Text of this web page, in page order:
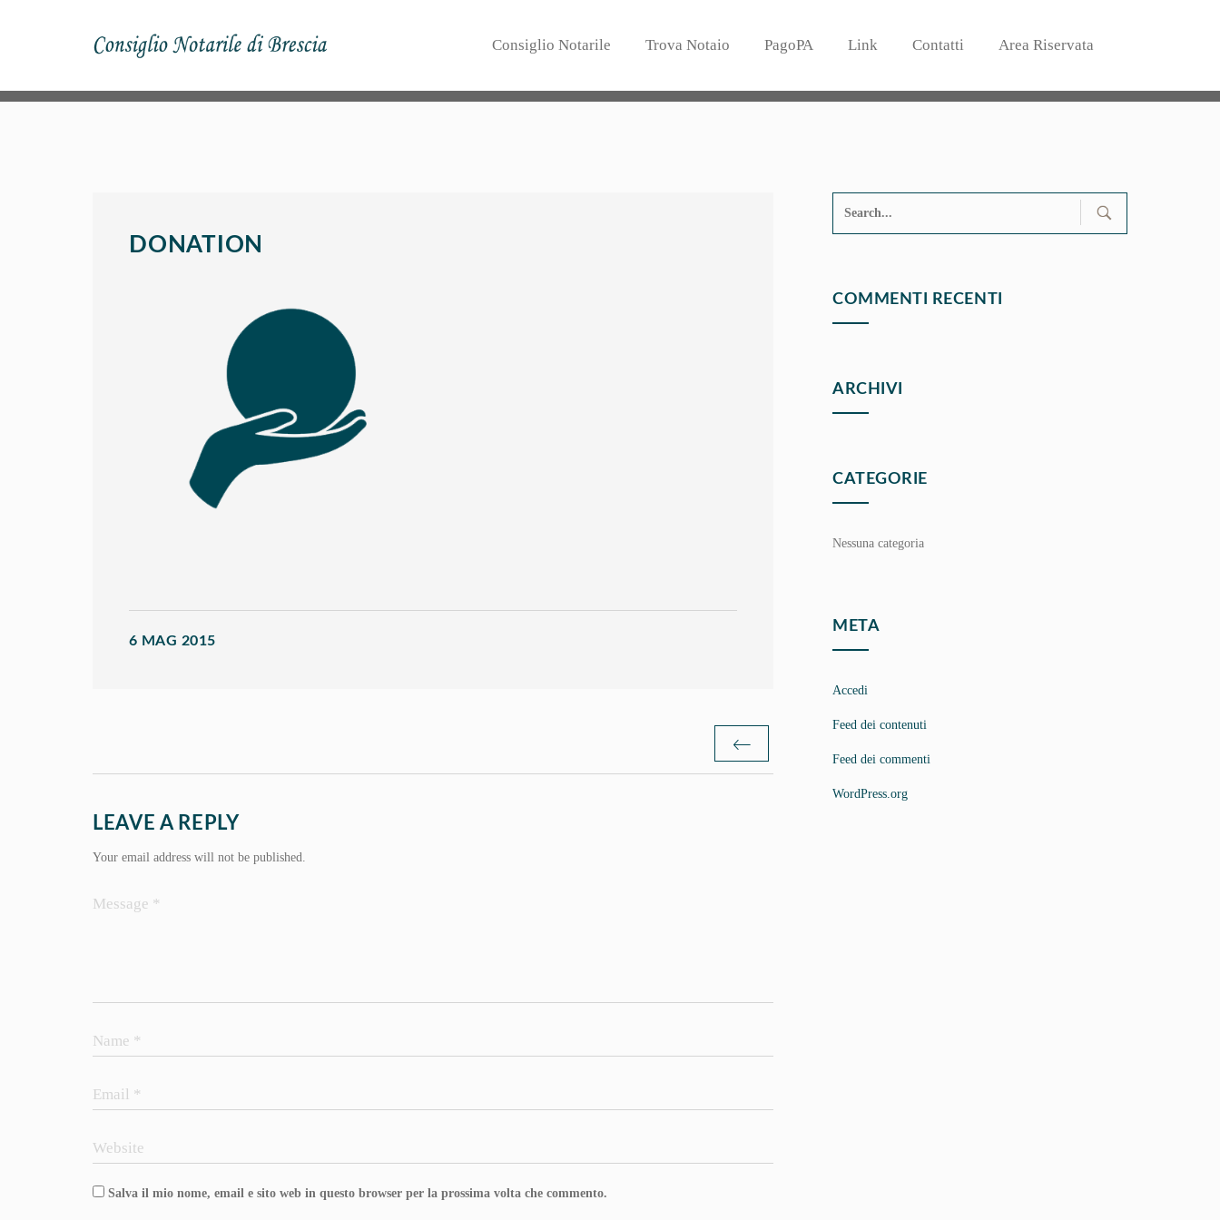
Consiglio Notarile Trova Notaio PagoPA Link Contatti Area Riservata
DONATION
6 MAG 2015
LEAVE A REPLY
Your email address will not be published.
Salva il mio nome, email e sito web in questo browser per la prossima volta che commento.
Search
for:
COMMENTI RECENTI
ARCHIVI
CATEGORIE
Nessuna categoria
META
Accedi
Feed dei contenuti
Feed dei commenti
WordPress.org